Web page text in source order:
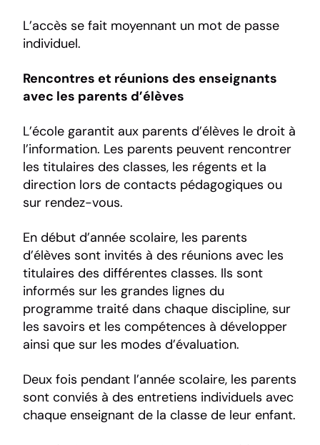
L’accès se fait moyennant un mot de passe
individuel.
Rencontres et réunions des enseignants
avec les parents d’élèves
L’école garantit aux parents d’élèves le droit à
l’information. Les parents peuvent rencontrer
les titulaires des classes, les régents et la
direction lors de contacts pédagogiques ou
sur rendez-vous.
En début d’année scolaire, les parents
d’élèves sont invités à des réunions avec les
titulaires des différentes classes. Ils sont
informés sur les grandes lignes du
programme traité dans chaque discipline, sur
les savoirs et les compétences à développer
ainsi que sur les modes d’évaluation.
Deux fois pendant l’année scolaire, les parents
sont conviés à des entretiens individuels avec
chaque enseignant de la classe de leur enfant.